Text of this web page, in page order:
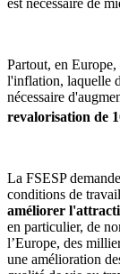
Partout, en Europe,
l'inflation, laquelle
nécessaire
revalorisation de
La FSESP
conditions de
améliorer
en particulier, de
l’Europe, des
une amélioration